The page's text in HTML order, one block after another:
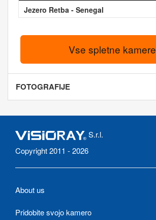
Jezero Retba - Senegal
Vse spletne kamere
FOTOGRAFIJE
S.r.l.
Copyright 2011 - 2026
About us
Pridobite svojo kamero